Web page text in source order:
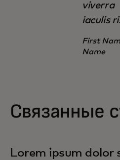
viverra
iaculis
First
Name
Связанные
Lorem ipsum dolor